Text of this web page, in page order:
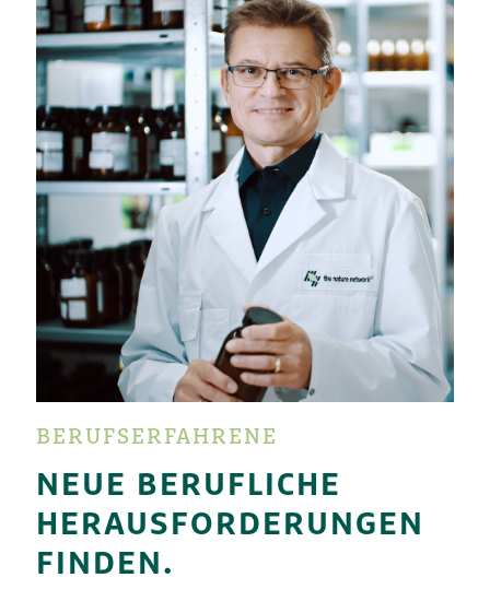
BERUFSERFAHRENE
NEUE BERUFLICHE
HERAUSFORDERUNGEN
FINDEN.